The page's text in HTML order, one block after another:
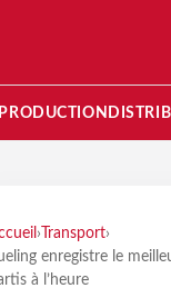
PRODUCTION
› Transport›
enregistre le
à l’heure